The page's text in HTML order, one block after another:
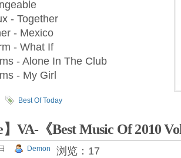
- Together
- Mexico
- What If
- Alone In The Club
- My Girl
Best Of Today
】VA-《Best Music Of 2010
Demon
浏览：17